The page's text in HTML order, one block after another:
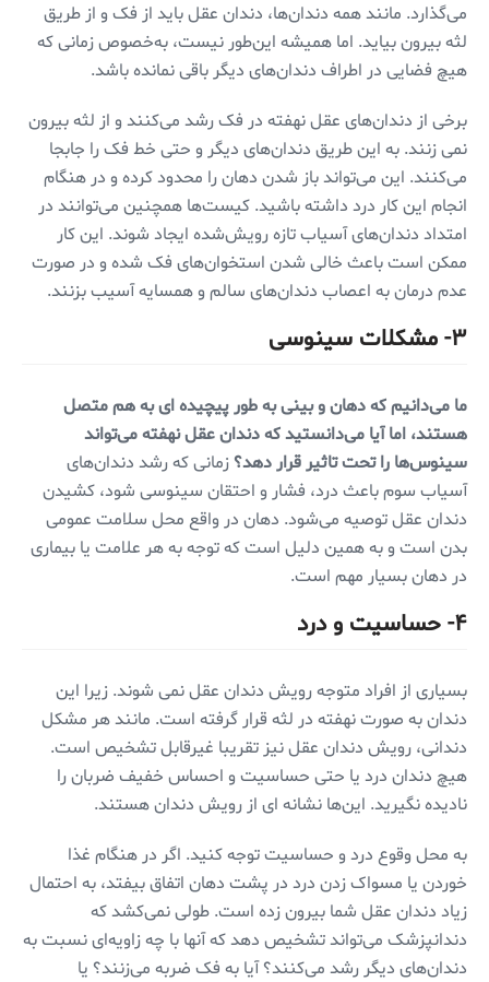
می‌گذارد. مانند همه دندان‌ها، دندان عقل باید از فک و از طریق
لثه بیرون بیاید. اما همیشه این‌طور نیست، به‌خصوص زمانی که
هیچ فضایی در اطراف دندان‌های دیگر باقی نمانده باشد.
برخی از دندان‌های عقل نهفته در فک رشد می‌کنند و از لثه بیرون
نمی زنند. به این طریق دندان‌های دیگر و حتی خط فک را جابجا
می‌کنند. این می‌تواند باز شدن دهان را محدود کرده و در هنگام
انجام این کار درد داشته باشید. کیست‌ها همچنین می‌توانند در
امتداد دندان‌های آسیاب تازه رویش‌شده ایجاد شوند. این کار
ممکن است باعث خالی شدن استخوان‌های فک شده و در صورت
عدم درمان به اعصاب دندان‌های سالم و همسایه آسیب بزنند.
۳- مشکلات سینوسی
ما می‌دانیم که دهان و بینی به طور پیچیده ای به هم متصل
هستند، اما آیا می‌دانستید که دندان عقل نهفته می‌تواند
سینوس‌ها را تحت تاثیر قرار دهد؟ زمانی که رشد دندان‌های
آسیاب سوم باعث درد، فشار و احتقان سینوسی شود، کشیدن
دندان عقل توصیه می‌شود. دهان در واقع محل سلامت عمومی
بدن است و به همین دلیل است که توجه به هر علامت یا بیماری
در دهان بسیار مهم است.
۴- حساسیت و درد
بسیاری از افراد متوجه رویش دندان عقل نمی شوند. زیرا این
دندان به صورت نهفته در لثه قرار گرفته است. مانند هر مشکل
دندانی، رویش دندان عقل نیز تقریبا غیرقابل تشخیص است.
هیچ دندان درد یا حتی حساسیت و احساس خفیف ضربان را
نادیده نگیرید. این‌ها نشانه ای از رویش دندان هستند.
به محل وقوع درد و حساسیت توجه کنید. اگر در هنگام غذا
خوردن یا مسواک زدن درد در پشت دهان اتفاق بیفتد، به احتمال
زیاد دندان عقل شما بیرون زده است. طولی نمی‌کشد که
دندانپزشک می‌تواند تشخیص دهد که آنها با چه زاویه‌ای نسبت به
دندان‌های دیگر رشد می‌کنند؟ آیا به فک‌ ضربه می‌زنند؟ یا